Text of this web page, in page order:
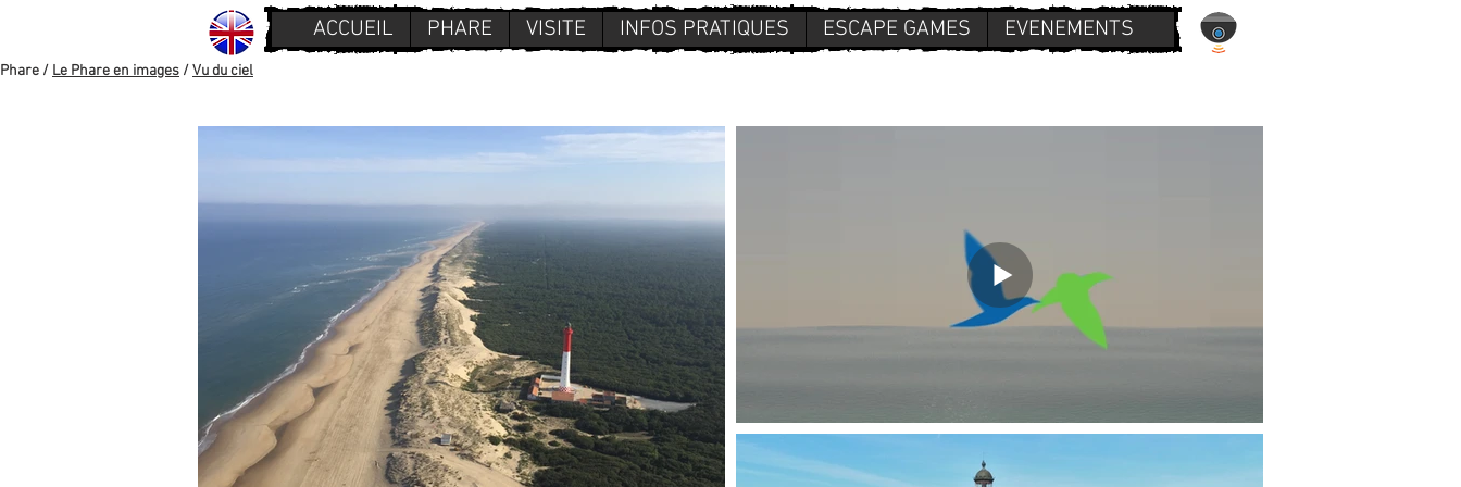
ACCUEIL PHARE VISITE INFOS PRATIQUES ESCAPE GAMES EVENEMENTS
Phare / Le Phare en images /Vu du ciel